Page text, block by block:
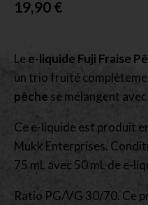
19,90€
Lee-liquide Fuji Fraise
un trio fruité
pêche se mélangent
Ce e-liquide est produit
Mukk Enterprises.
75 mL avec 50 mL de e-
Ratio PG/VG 30/70. Ce